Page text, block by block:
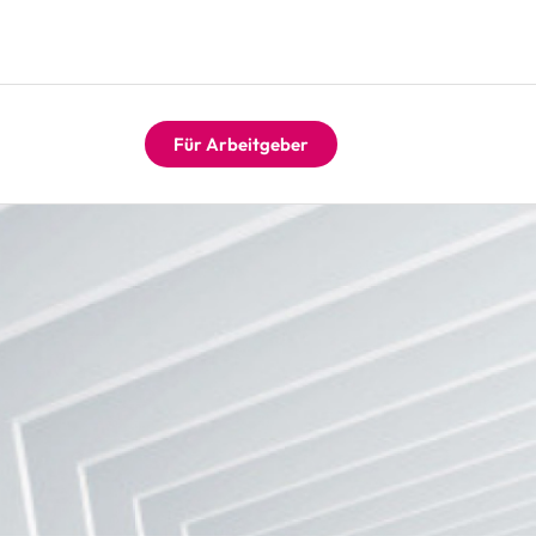
Für Arbeitgeber